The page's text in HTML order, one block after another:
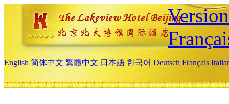
English 简体中文 繁體中文 日本語 한국어 Deutsch Français